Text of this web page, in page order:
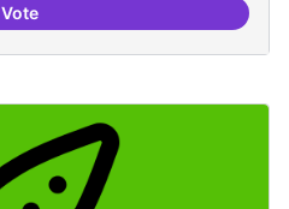
VoteConnectar repositori de